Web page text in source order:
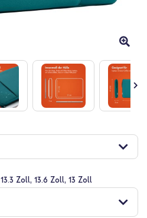
13.3 Zoll, 13.6 Zoll, 13 Zoll